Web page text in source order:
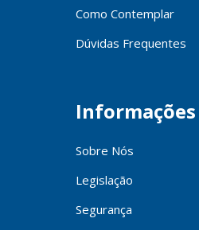
Como Contemplar
Dúvidas Frequentes
Informações
Sobre Nós
Legislação
Segurança